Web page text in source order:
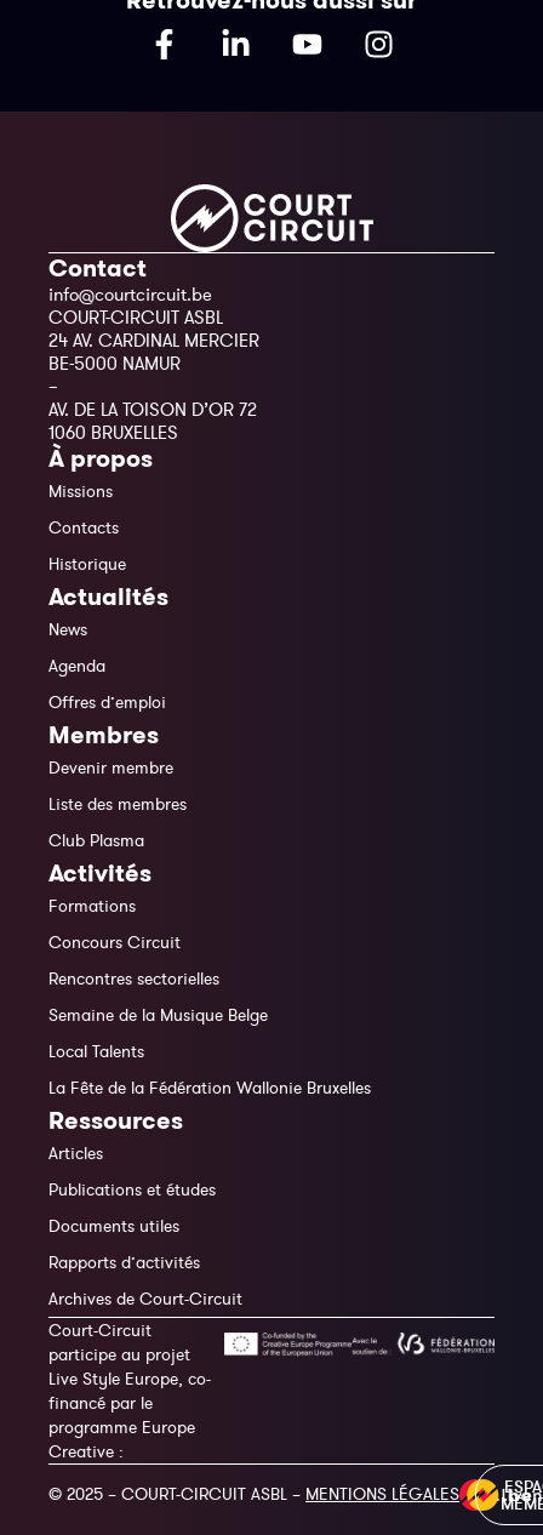
Contact
info@courtcircuit.be
COURT-CIRCUIT ASBL
24 AV. CARDINAL MERCIER
BE-5000 NAMUR
–
AV. DE LA TOISON D’OR 72
1060 BRUXELLES
À propos
Missions
Contacts
Historique
Actualités
News
Agenda
Offres d’emploi
Membres
Devenir membre
Liste des membres
Club Plasma
Activités
Formations
Concours Circuit
Rencontres sectorielles
Semaine de la Musique Belge
Local Talents
La Fête de la Fédération Wallonie Bruxelles
Ressources
Articles
Publications et études
Documents utiles
Rapports d’activités
Archives de Court-Circuit
Court-Circuit
participe au projet
Live Style Europe, co-
financé par le
programme Europe
Creative :
© 2025 – COURT-CIRCUIT ASBL – MENTIONS LÉGALES